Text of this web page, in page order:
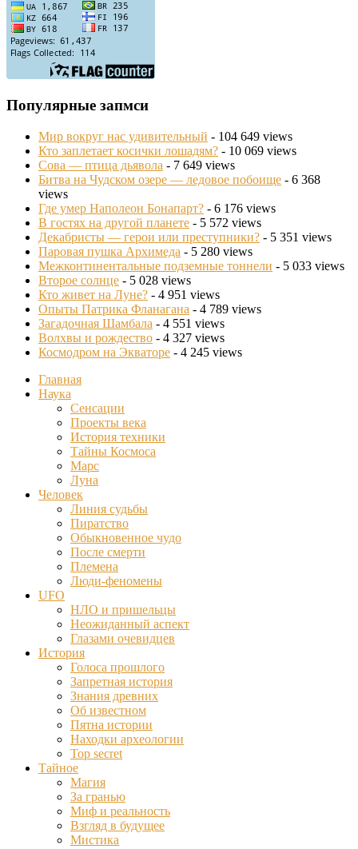
Популярные запмси
Мир вокруг нас удивительный - 104 649 views
Кто заплетает косички лошадям? - 10 069 views
Сова — птица дьявола - 7 649 views
Битва на Чудском озере — ледовое побоище - 6 368
views
Где умер Наполеон Бонапарт? - 6 176 views
В гостях на другой планете - 5 572 views
Декабристы — герои или преступники? - 5 351 views
Паровая пушка Архимеда - 5 280 views
Межконтинентальные подземные тоннели - 5 033 views
Второе солнце - 5 028 views
Кто живет на Луне? - 4 951 views
Опыты Патрика Фланагана - 4 789 views
Загадочная Шамбала - 4 551 views
Волхвы и рождество - 4 327 views
Космодром на Экваторе - 4 245 views
Главная
Наука
Сенсации
Проекты века
История техники
Тайны Космоса
Марс
Луна
Человек
Линия судьбы
Пиратство
Обыкновенное чудо
После смерти
Племена
Люди-феномены
UFO
НЛО и пришельцы
Неожиданный аспект
Глазами очевидцев
История
Голоса прошлого
Запретная история
Знания древних
Об известном
Пятна истории
Находки археологии
Top secret
Тайное
Магия
За гранью
Миф и реальность
Взгляд в будущее
Мистика